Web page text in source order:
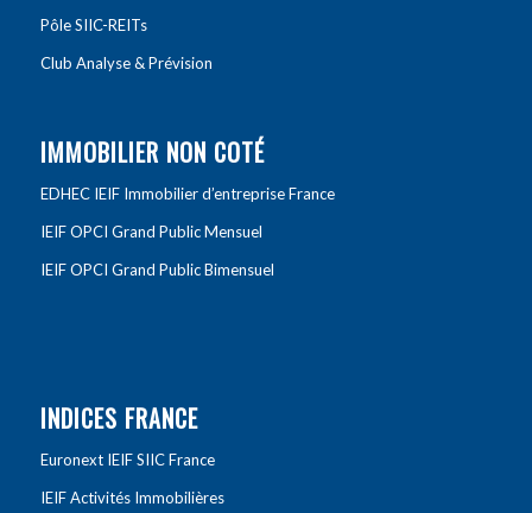
Pôle SIIC-REITs
Club Analyse & Prévision
IMMOBILIER NON COTÉ
EDHEC IEIF Immobilier d’entreprise France
IEIF OPCI Grand Public Mensuel
IEIF OPCI Grand Public Bimensuel
INDICES FRANCE
Euronext IEIF SIIC France
IEIF Activités Immobilières